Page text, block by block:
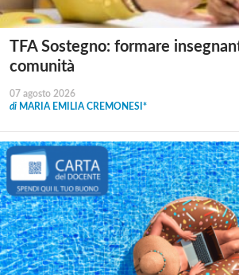
TFA Sostegno: formare
comunità
07 agosto 2026
di MARIA EMILIA CREMONESI*